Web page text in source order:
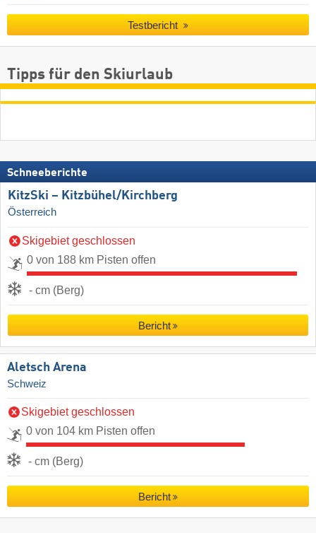
Testbericht
Tipps für den Skiurlaub
Schneeberichte
KitzSki – Kitzbühel/​Kirchberg
Österreich
Skigebiet geschlossen
0 von 188 km Pisten offen
- cm (Berg)
Bericht
Aletsch Arena
Schweiz
Skigebiet geschlossen
0 von 104 km Pisten offen
- cm (Berg)
Bericht